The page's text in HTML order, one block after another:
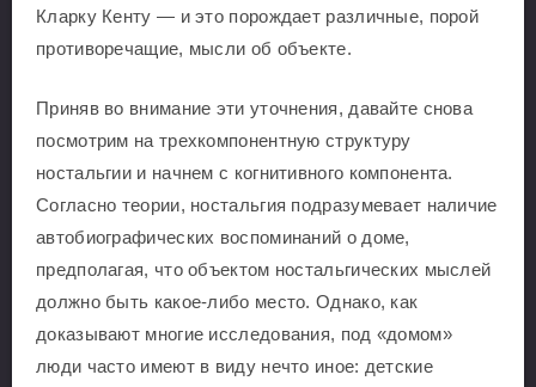
Кларку Кенту — и это порождает различные, порой
противоречащие, мысли об объекте.
Приняв во внимание эти уточнения, давайте снова
посмотрим на трехкомпонентную структуру
ностальгии и начнем с когнитивного компонента.
Согласно теории, ностальгия подразумевает наличие
автобиографических воспоминаний о доме,
предполагая, что объектом ностальгических мыслей
должно быть какое-либо место. Однако, как
доказывают многие исследования, под «домом»
люди часто имеют в виду нечто иное: детские